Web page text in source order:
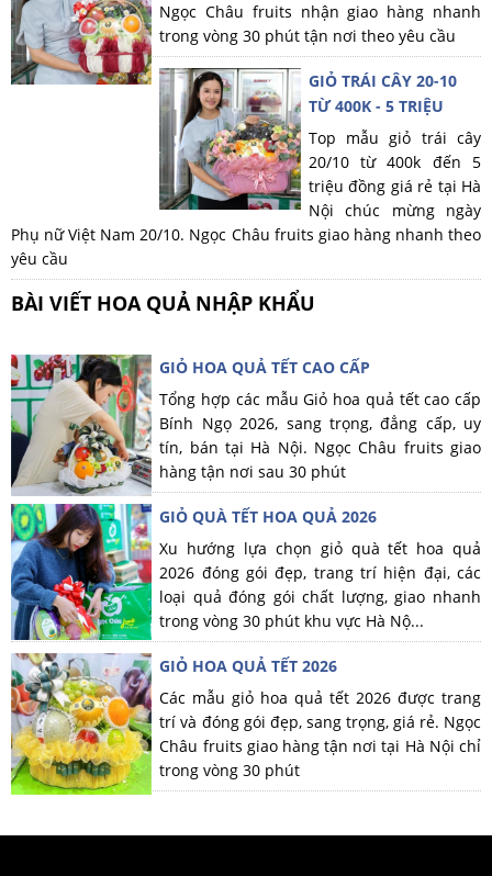
Ngọc Châu fruits nhận giao hàng nhanh
trong vòng 30 phút tận nơi theo yêu cầu
GIỎ TRÁI CÂY 20-10
TỪ 400K - 5 TRIỆU
Top mẫu giỏ trái cây
20/10 từ 400k đến 5
triệu đồng giá rẻ tại Hà
Nội chúc mừng ngày
Phụ nữ Việt Nam 20/10. Ngọc Châu fruits giao hàng nhanh theo
yêu cầu
BÀI VIẾT HOA QUẢ NHẬP KHẨU
GIỎ HOA QUẢ TẾT CAO CẤP
Tổng hợp các mẫu Giỏ hoa quả tết cao cấp
Bính Ngọ 2026, sang trọng, đẳng cấp, uy
tín, bán tại Hà Nội. Ngọc Châu fruits giao
hàng tận nơi sau 30 phút
GIỎ QUÀ TẾT HOA QUẢ 2026
Xu hướng lựa chọn giỏ quà tết hoa quả
2026 đóng gói đẹp, trang trí hiện đại, các
loại quả đóng gói chất lượng, giao nhanh
trong vòng 30 phút khu vực Hà Nộ...
GIỎ HOA QUẢ TẾT 2026
Các mẫu giỏ hoa quả tết 2026 được trang
trí và đóng gói đẹp, sang trọng, giá rẻ. Ngọc
Châu fruits giao hàng tận nơi tại Hà Nội chỉ
trong vòng 30 phút